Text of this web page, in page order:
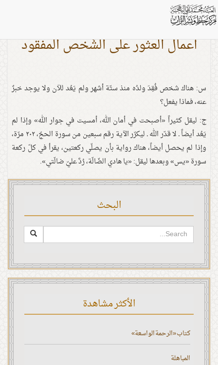
أعمال العثور على الشّخص المفقود
س: هناك شخص فُقِدَ ولدُه منذ ستّة أشهر ولم يَعُد للآن ولا يوجد خبرٌ
عنه، فماذا يفعل؟
ج: ليقل كثيراً «أصبحت في أمان الله، أمسيت في جوار الله» وإذا لم
يَعُد أيضاً ـ لا قدّر الله ـ ليكرّر الآية رقم سبعين من سورة الحجّ، ٢٠٢ مرّة،
وإذا لم يحصل أيضاً، هناك رواية بأن يصلّي ركعتين، يقرأ في كلّ ركعة
سورة «يس» وبعدها ليقل: «يا هادي الضّالّة، رُدَّ عليّ ضالّتي».
البحث
الأكثر مشاهدة
كتاب «الرحمة الواسعة»
المباهلة